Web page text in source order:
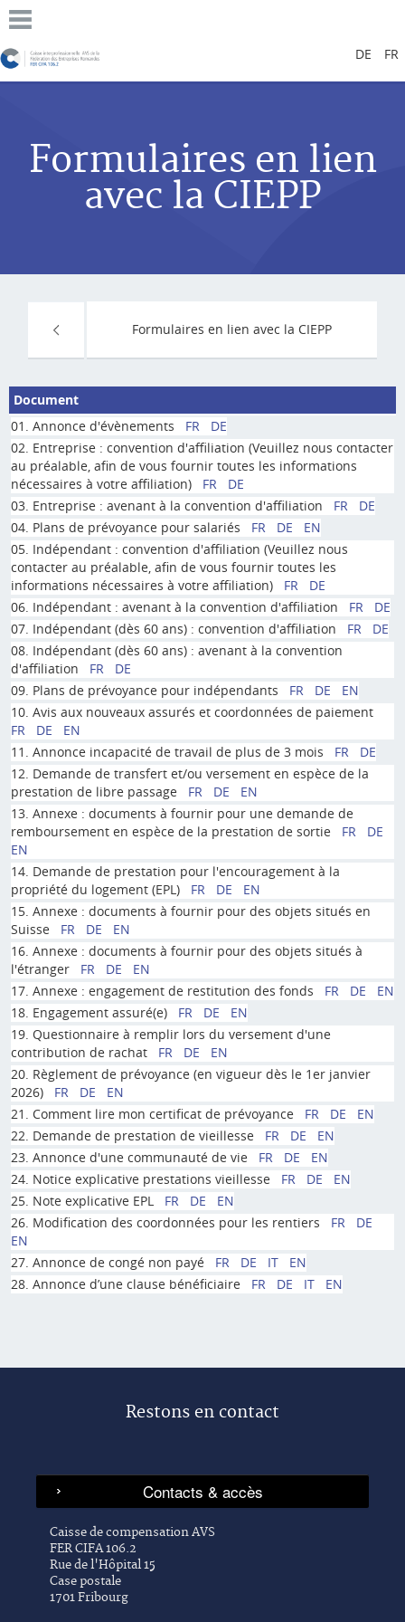
DE FR
Formulaires en lien
avec la CIEPP
Formulaires en lien avec la CIEPP
Document
01. Annonce d'évènements FR
DE
02. Entreprise : convention d'affiliation (Veuillez nous contacter
au préalable, afin de vous fournir toutes les informations
nécessaires à votre affiliation) FR
DE
03. Entreprise : avenant à la convention d'affiliation FR
DE
04. Plans de prévoyance pour salariés FR DE
EN
05. Indépendant : convention d'affiliation (Veuillez nous
contacter au préalable, afin de vous fournir toutes les
informations nécessaires à votre affiliation) FR
DE
06. Indépendant : avenant à la convention d'affiliation FR
DE
07. Indépendant (dès 60 ans) : convention d'affiliation FR
DE
08. Indépendant (dès 60 ans) : avenant à la convention
d'affiliation FR
DE
09. Plans de prévoyance pour indépendants FR DE
EN
10. Avis aux nouveaux assurés et coordonnées de paiement
FR
DE
EN
11. Annonce incapacité de travail de plus de 3 mois FR
DE
12. Demande de transfert et/ou versement en espèce de la
prestation de libre passage FR DE
EN
13. Annexe : documents à fournir pour une demande de
remboursement en espèce de la prestation de sortie FR
DE
EN
14. Demande de prestation pour l'encouragement à la
propriété du logement (EPL) FR DE
EN
15. Annexe : documents à fournir pour des objets situés en
Suisse FR DE
EN
16. Annexe : documents à fournir pour des objets situés à
l'étranger FR DE
EN
17. Annexe : engagement de restitution des fonds FR DE
EN
18. Engagement assuré(e) FR DE
EN
19. Questionnaire à remplir lors du versement d'une
contribution de rachat FR DE
EN
20. Règlement de prévoyance (en vigueur dès le 1er janvier
2026) FR DE
EN
21. Comment lire mon certificat de prévoyance FR DE
EN
22. Demande de prestation de vieillesse FR DE
EN
23. Annonce d'une communauté de vie FR DE
EN
24. Notice explicative prestations vieillesse FR DE
EN
25. Note explicative EPL FR DE
EN
26. Modification des coordonnées pour les rentiers FR
DE
EN
27. Annonce de congé non payé FR DE IT
EN
28. Annonce d’une clause bénéficiaire FR DE IT EN
Restons en contact
Caisse de compensation AVS
FER CIFA 106.2
Rue de l'Hôpital 15
Case postale
1701 Fribourg